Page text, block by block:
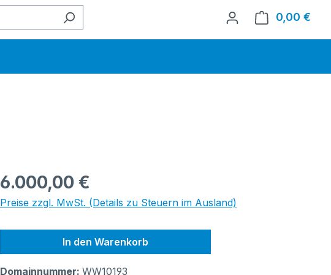
0,00 €
Regulärer Preis:
6.000,00 €
Preise zzgl. MwSt. (Details zu Steuern im Ausland)
In den Warenkorb
Domainnummer: WW10193